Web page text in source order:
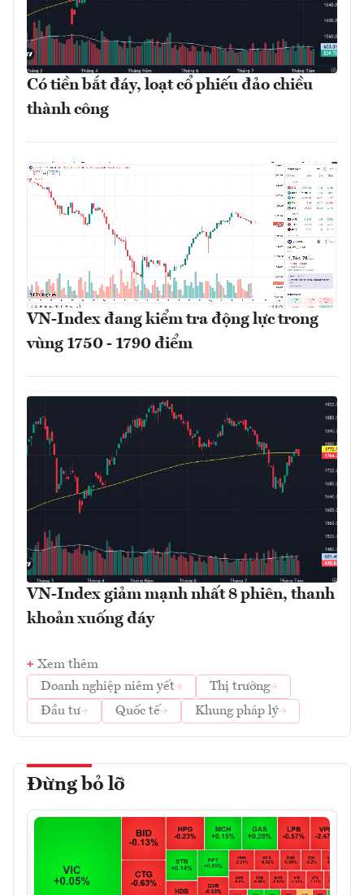
Có tiền bắt đáy, loạt cổ phiếu đảo chiều
thành công
VN-Index đang kiểm tra động lực trong
vùng 1750 - 1790 điểm
VN-Index giảm mạnh nhất 8 phiên, thanh
khoản xuống đáy
Xem thêm
Doanh nghiệp niêm yết
Thị trường
Đầu tư
Quốc tế Khung pháp lý
Đừng bỏ lỡ